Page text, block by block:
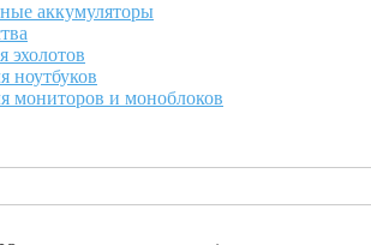
аккумуляторы
эхолотов
ноутбуков
мониторов и моноблоков